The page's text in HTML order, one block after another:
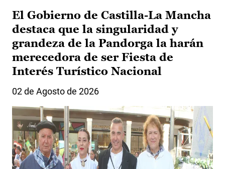
El Gobierno de Castilla-La Mancha
destaca que la singularidad y
grandeza de la Pandorga la harán
merecedora de ser Fiesta de
Interés Turístico Nacional
02 de Agosto de 2026